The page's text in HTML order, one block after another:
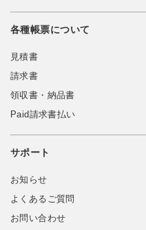
各種帳票について
見積書
請求書
領収書・納品書
Paid請求書払い
サポート
お知らせ
よくあるご質問
お問い合わせ